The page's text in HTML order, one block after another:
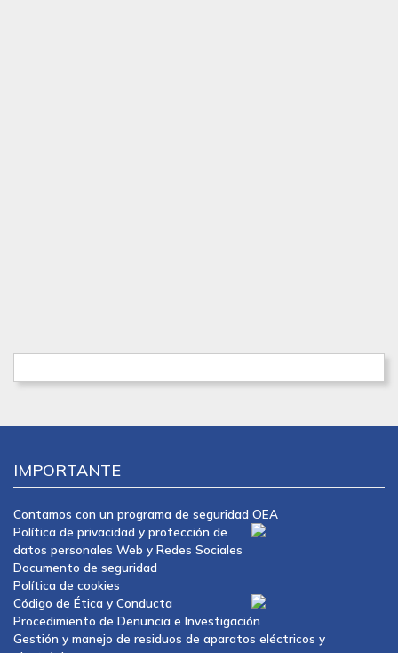
IMPORTANTE
Contamos con un programa de seguridad OEA
Política de privacidad y protección de
datos personales Web y Redes Sociales
Documento de seguridad
Política de cookies
Código de Ética y Conducta
Procedimiento de Denuncia e Investigación
Gestión y manejo de residuos de aparatos eléctricos y